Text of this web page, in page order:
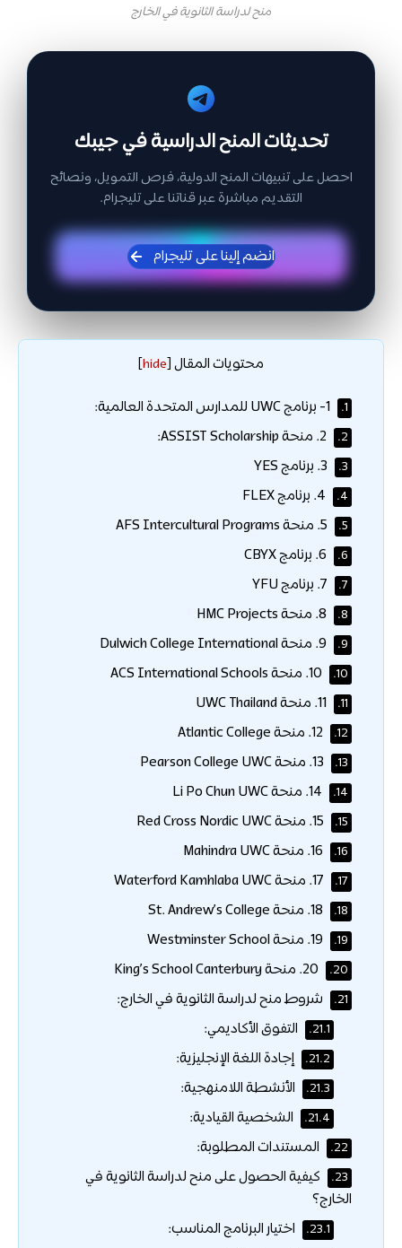
منح لدراسة الثانوية في الخارج
تحديثات المنح الدراسية في جيبك
احصل على تنبيهات المنح الدولية، فرص التمويل، ونصائح
التقديم مباشرة عبر قناتنا على تليجرام.
انضم إلينا على تليجرام
محتويات المقال [
hide
]
1.
2.
3.
4.
5.
6.
7.
8.
9.
10.
11.
12.
13.
14.
15.
16.
17.
18.
19.
20.
21. شروط منح لدراسة الثانوية في الخارج:
21.1. التفوق الأكاديمي:
21.2. إجادة اللغة الإنجليزية:
21.3. الأنشطة اللامنهجية:
21.4. الشخصية القيادية:
22. المستندات المطلوبة:
23.
كيفية الحصول على منح لدراسة الثانوية في
الخارج؟
23.1. اختيار البرنامج المناسب: